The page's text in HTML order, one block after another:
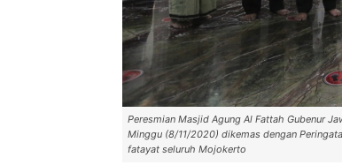
Peresmian Masjid Agung Al Fattah Gubenur
Minggu (8/11/2020) dikemas dengan
fatayat seluruh Mojokerto